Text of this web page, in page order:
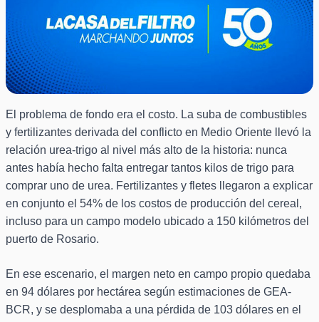
El problema de fondo era el costo. La suba de combustibles
y fertilizantes derivada del conflicto en Medio Oriente llevó la
relación urea-trigo al nivel más alto de la historia: nunca
antes había hecho falta entregar tantos kilos de trigo para
comprar uno de urea. Fertilizantes y fletes llegaron a explicar
en conjunto el 54% de los costos de producción del cereal,
incluso para un campo modelo ubicado a 150 kilómetros del
puerto de Rosario.
En ese escenario, el margen neto en campo propio quedaba
en 94 dólares por hectárea según estimaciones de GEA-
BCR, y se desplomaba a una pérdida de 103 dólares en el